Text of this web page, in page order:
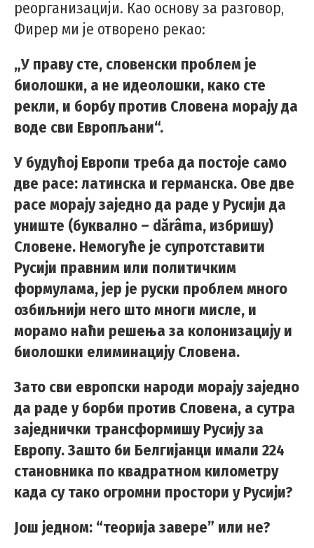
реорганизацији. Као основу за разговор,
Фирер ми је отворено рекао:
„У праву сте, словенски проблем је
биолошки, а не идеолошки, како сте
рекли, и борбу против Словена морају да
воде сви Европљани“.
У будућој Европи треба да постоје само
две расе: латинска и германска. Ове две
расе морају заједно да раде у Русији да
униште (буквално – dărâma, избришу)
Словене. Немогуће је супротставити
Русији правним или политичким
формулама, јер је руски проблем много
озбиљнији него што многи мисле, и
морамо наћи решења за колонизацију и
биолошки елиминацију Словена.
Зато сви европски народи морају заједно
да раде у борби против Словена, а сутра
заједнички трансформишу Русију за
Европу. Зашто би Белгијанци имали 224
становника по квадратном километру
када су тако огромни простори у Русији?
Још једном: “теорија завере” или не?